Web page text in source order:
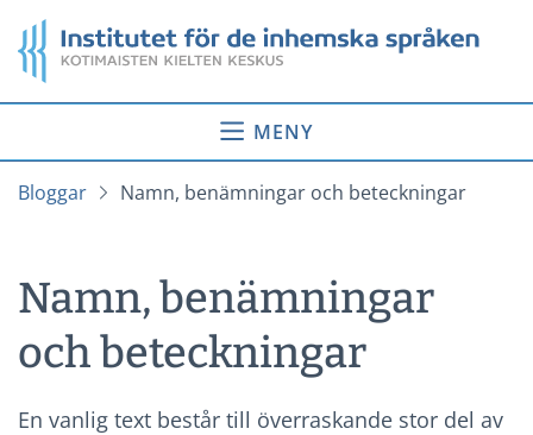
till
innehåll
Startsida
MENY
Bloggar Namn, benämningar och beteckningar
Namn, benämningar
och beteckningar
En vanlig text består till överraskande stor del av